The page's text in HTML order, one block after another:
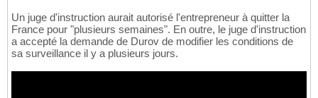
Un juge d'instruction aurait autorisé l'entrepreneur à quitter la
France pour "plusieurs semaines". En outre, le juge d'instruction
a accepté la demande de Durov de modifier les conditions de
sa surveillance il y a plusieurs jours.